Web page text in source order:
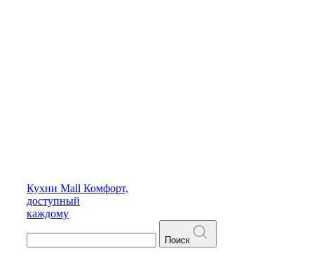
Кухни Mall Комфорт,
доступный
каждому
Поиск